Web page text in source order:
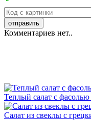
Комментариев нет..
Теплый салат с
Салат из свеклы с